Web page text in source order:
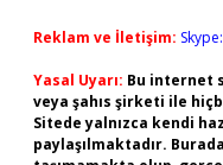
Reklam ve İletişim:
Yasal Uyarı: Bu internet
veya şahıs şirketi ile
Sitede yalnızca kendi
paylaşılmaktadır.